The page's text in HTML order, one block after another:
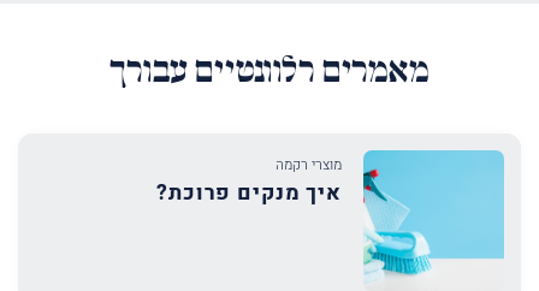
מאמרים רלוונטיים עבורך
מוצרי רקמה
איך מנקים פרוכת?